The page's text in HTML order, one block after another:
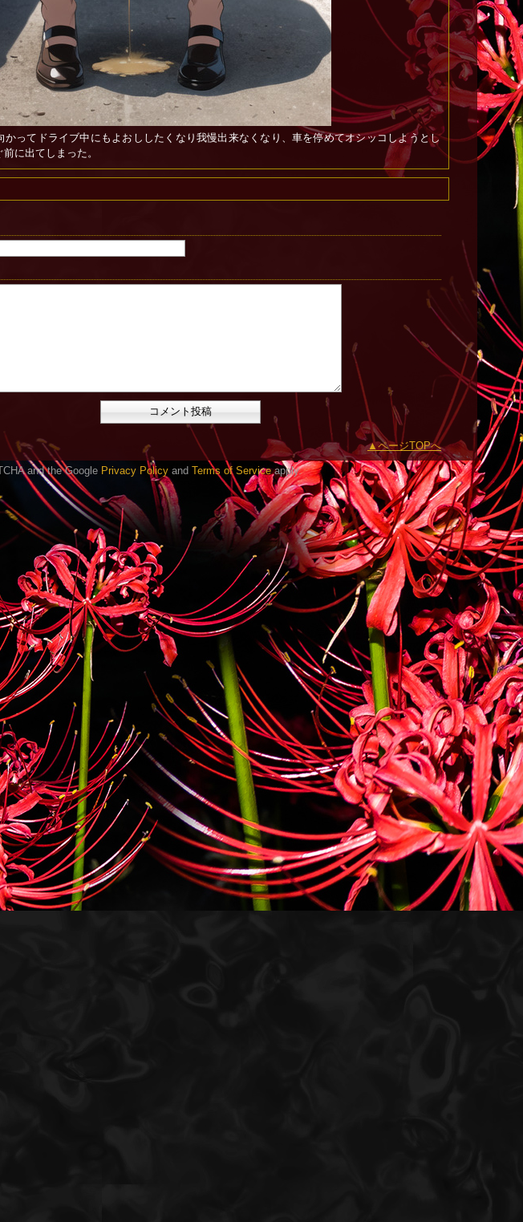
かってドライブ中にもよおししたくなり我慢出来なくなり、車を停めてオシッコしようとし
に出てしまった。
ページTOPへ
and the Google Privacy Policy and Terms of Serviceapply.